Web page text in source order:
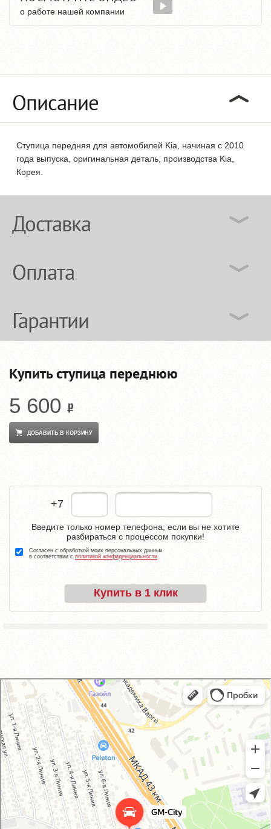
о работе нашей компании
Описание
Ступица передняя для автомобилей Kia, начиная с 2010
года выпуска, оригинальная деталь, производства Kia,
Корея.
Доставка
Оплата
Гарантии
Купить ступица переднюю
5 600
ДОБАВИТЬ В КОРЗИНУ
+7
Купить в 1 клик
Введите только номер телефона, если вы не хотите
разбираться с процессом покупки!
Согласен с обработкой моих персональных данных
в соответствии с политикой конфиденциальности
GM-City&VAG-Repair
Автосервис, автотехцентр в Москве
Магазин автозапчастей и автотоваров в Москве